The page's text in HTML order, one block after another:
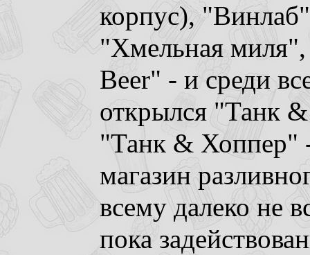
корпус),
"Хмельная
Beer" - и среди
открылся "Танк
"Танк & Хоппер"
магазин
всему далеко не
пока